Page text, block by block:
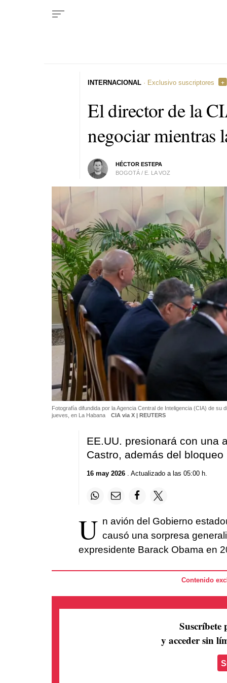
El director de la
negociar mientras
HÉCTOR ESTEPA
BOGOTÁ / E. LA VOZ
INTERNACIONAL · Exclusivo suscriptores
Fotografía difundida por la Agencia Central de Inteligencia (CIA) de
jueves, en La Habana
CIA via X | REUTERS
EE.UU. presionará con una
Castro, además del bloqueo
16 may 2026. Actualizado a las 05:00 h.
U n avión del Gobierno
causó una sorpresa
expresidente Barack Obama en
Contenido
Suscríbete
y acceder sin